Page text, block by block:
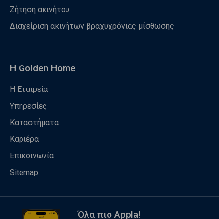
Ζήτηση ακινήτου
Διαχείριση ακινήτων βραχυχρόνιας μίσθωσης
Η Golden Home
Η Εταιρεία
Υπηρεσίες
Καταστήματα
Καριέρα
Επικοινωνία
Sitemap
Όλα πιο Appla!